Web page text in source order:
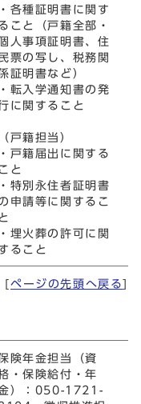
・各種証明書に関す
こと（戸籍全部・
人事項証明書、住
民票の写し、税務関
証明書など）
・転入学通知書の発
に関すること
（戸籍担当）
・戸籍届出に関する
こと
・特別永住者証明書
申請等に関するこ
・埋火葬の許可に関
ること
ページの先頭へ戻る
険年金担当（資
・保険給付・年
）：050-1721-